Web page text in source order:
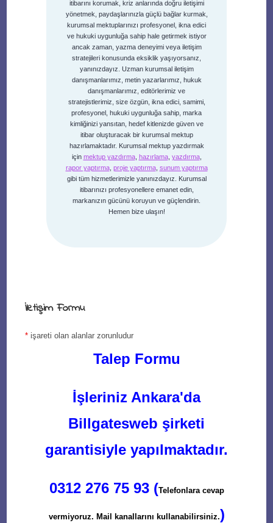
itibarını korumak, kriz anlarında doğru iletişimi
yönetmek, paydaşlarınızla güçlü bağlar kurmak,
kurumsal mektuplarınızı profesyonel, ikna edici
ve hukuki uygunluğa sahip hale getirmek istiyor
ancak zaman, yazma deneyimi veya iletişim
stratejileri konusunda eksiklik yaşıyorsanız,
yanınızdayız. Uzman kurumsal iletişim
danışmanlarımız, metin yazarlarımız, hukuk
danışmanlarımız, editörlerimiz ve
stratejistlerimiz, size özgün, ikna edici, samimi,
profesyonel, hukuki uygunluğa sahip, marka
kimliğinizi yansıtan, hedef kitlenizde güven ve
itibar oluşturacak bir kurumsal mektup
hazırlamaktadır. Kurumsal mektup yazdırmak
için mektup yazdırma, hazırlama, yazdırma,
rapor yaptırma, proje yaptırma, sunum yaptırma
gibi tüm hizmetlerimizle yanınızdayız. Kurumsal
itibarınızı profesyonellere emanet edin,
markanızın gücünü koruyun ve güçlendirin.
Hemen bize ulaşın!
İletişim Formu
* işareti olan alanlar zorunludur
Talep Formu
İşleriniz Ankara'da
Billgatesweb şirketi
garantisiyle yapılmaktadır.
0312 276 75 93 (Telefonlara cevap
vermiyoruz. Mail kanallarını kullanabilirsiniz.)